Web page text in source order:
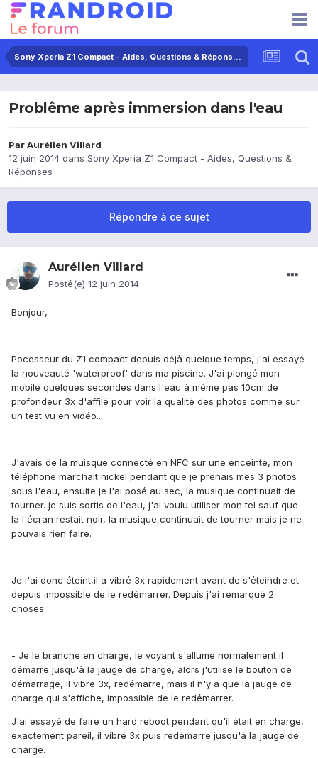
Sony Xperia Z1 Compact - Aides, Questions & Réponses
Problême après immersion dans l'eau
ParAurélien Villard
12 juin 2014 dans Sony Xperia Z1 Compact - Aides, Questions &
Réponses
Répondre à ce sujet
Aurélien Villard
Posté(e) 12 juin 2014
Bonjour,
Pocesseur du Z1 compact depuis déjà quelque temps, j'ai essayé
la nouveauté 'waterproof' dans ma piscine. J'ai plongé mon
mobile quelques secondes dans l'eau à même pas 10cm de
profondeur 3x d'affilé pour voir la qualité des photos comme sur
un test vu en vidéo...
J'avais de la muisque connecté en NFC sur une enceinte, mon
téléphone marchait nickel pendant que je prenais mes 3 photos
sous l'eau, ensuite je l'ai posé au sec, la musique continuait de
tourner. je suis sortis de l'eau, j'ai voulu utiliser mon tel sauf que
la l'écran restait noir, la musique continuait de tourner mais je ne
pouvais rien faire.
Je l'ai donc éteint,il a vibré 3x rapidement avant de s'éteindre et
depuis impossible de le redémarrer. Depuis j'ai remarqué 2
choses :
- Je le branche en charge, le voyant s'allume normalement il
démarre jusqu'à la jauge de charge, alors j'utilise le bouton de
démarrage, il vibre 3x, redémarre, mais il n'y a que la jauge de
charge qui s'affiche, impossible de le redémarrer.
J'ai essayé de faire un hard reboot pendant qu'il était en charge,
exactement pareil, il vibre 3x puis redémarre jusqu'à la jauge de
charge.